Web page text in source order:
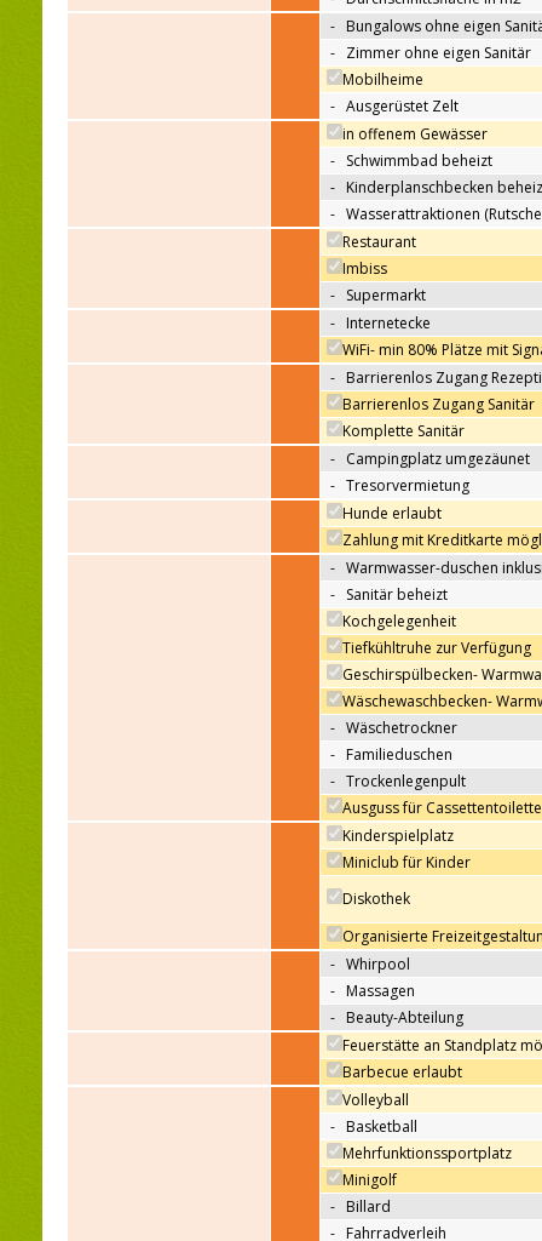
- Bungalows ohne eigen
- Zimmer ohne eigen Sanitär
Mobilheime
- Ausgerüstet Zelt
in offenem Gewässer
- Schwimmbad beheizt
- Kinderplanschbecken
- Wasserattraktionen
Restaurant
Imbiss
- Supermarkt
- Internetecke
WiFi- min 80% Plätze mit
- Barrierenlos Zugang
Barrierenlos Zugang Sanitär
Komplette Sanitär
- Campingplatz umgezäunet
- Tresorvermietung
Hunde erlaubt
Zahlung mit Kreditkarte
- Warmwasser-duschen
- Sanitär beheizt
Kochgelegenheit
Tiefkühltruhe zur Verfügung
Geschirspülbecken-
Wäschewaschbecken-
- Wäschetrockner
- Familieduschen
- Trockenlegenpult
Ausguss für
Kinderspielplatz
Miniclub für Kinder
Diskothek
Organisierte
- Whirpool
- Massagen
- Beauty-Abteilung
Feuerstätte an Standplatz
Barbecue erlaubt
Volleyball
- Basketball
Mehrfunktionssportplatz
Minigolf
- Billard
- Fahrradverleih